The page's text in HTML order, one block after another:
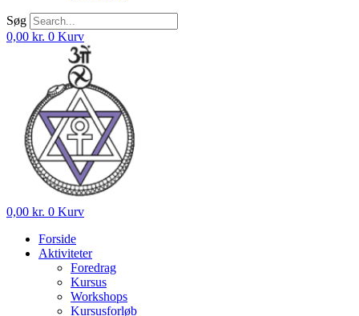
Søg
0,00 kr. 0 Kurv
0,00 kr. 0 Kurv
Forside
Aktiviteter
Foredrag
Kursus
Workshops
Kursusforløb